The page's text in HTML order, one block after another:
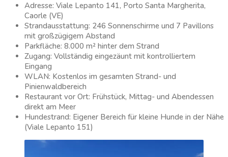
Adresse: Viale Lepanto 141, Porto Santa Margherita,
Caorle (VE)
Strandausstattung: 246 Sonnenschirme und 7 Pavillons
mit großzügigem Abstand
Parkfläche: 8.000 m² hinter dem Strand
Zugang: Vollständig eingezäunt mit kontrolliertem
Eingang
WLAN: Kostenlos im gesamten Strand- und
Pinienwaldbereich
Restaurant vor Ort: Frühstück, Mittag- und Abendessen
direkt am Meer
Hundestrand: Eigener Bereich für kleine Hunde in der Nähe
(Viale Lepanto 151)